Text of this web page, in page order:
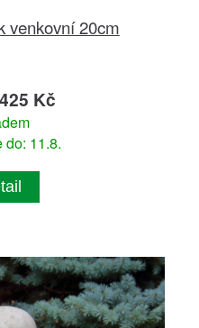
venkovní 20cm
Kč
do: 11.8.